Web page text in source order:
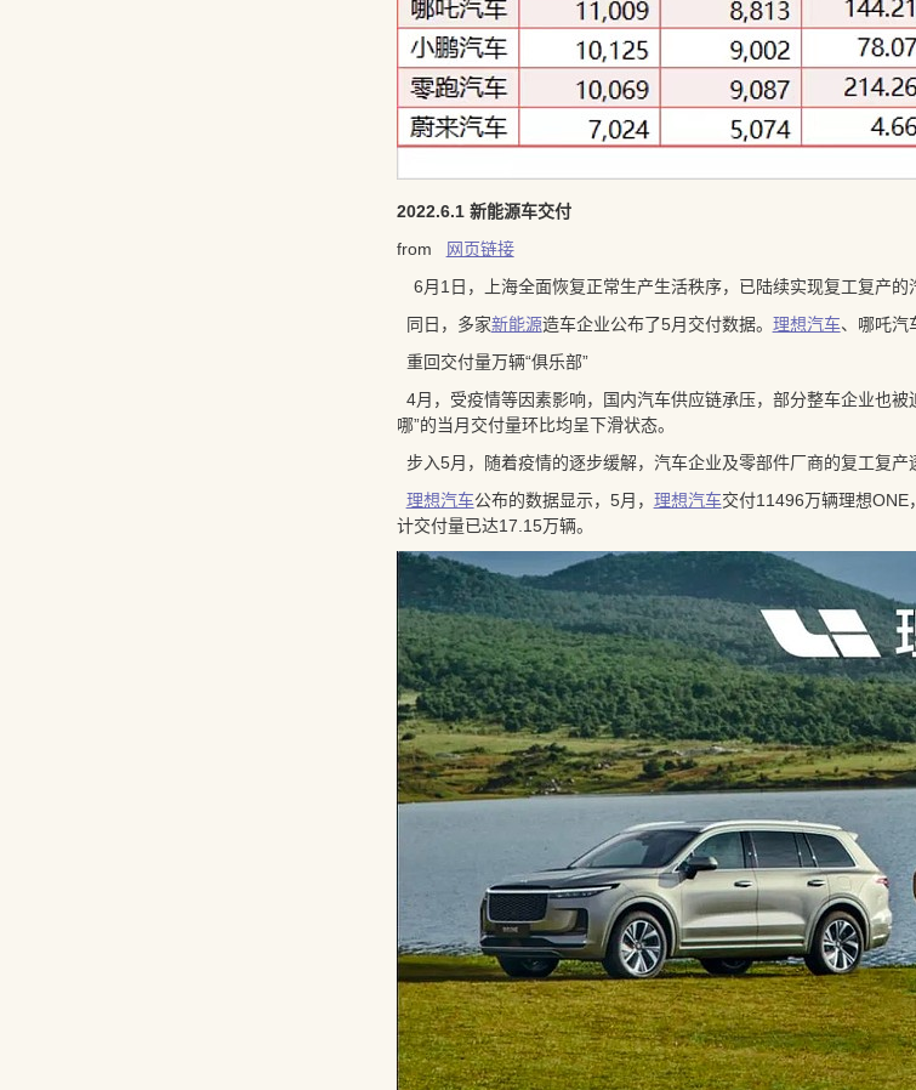
2022.6.1 新能源车交付
from
网页链接
6月1日，上海全面恢复正常生产生活秩序，已陆续实现复工复产的
同日，多家新能源造车企业公布了5月交付数据。 理想汽车、哪吒汽
重回交付量万辆“俱乐部”
4月，受疫情等因素影响，国内汽车供应链承压，部分整车企业也
哪”的当月交付量环比均呈下滑状态。
步入5月，随着疫情的逐步缓解，汽车企业及零部件厂商的复工复产
理想汽车公布的数据显示，5月， 理想汽车交付11496万辆理想ONE
计交付量已达17.15万辆。